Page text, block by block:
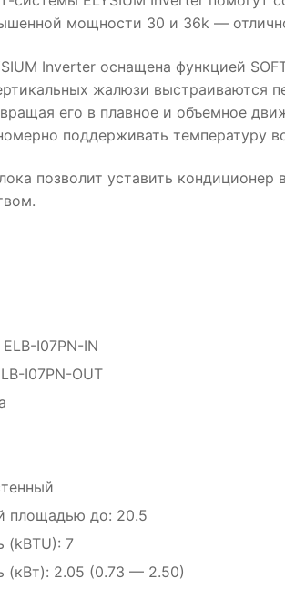
мощности 30 и 36k —
Inverter оснащена функцией
жалюзи выстраиваются
его в плавное и объемное
поддерживать температуру
позволит уставить
I07PN-IN
I07PN-OUT
площадью до: 20.5
(kBTU): 7
(кВт): 2.05 (0.73 — 2.50)